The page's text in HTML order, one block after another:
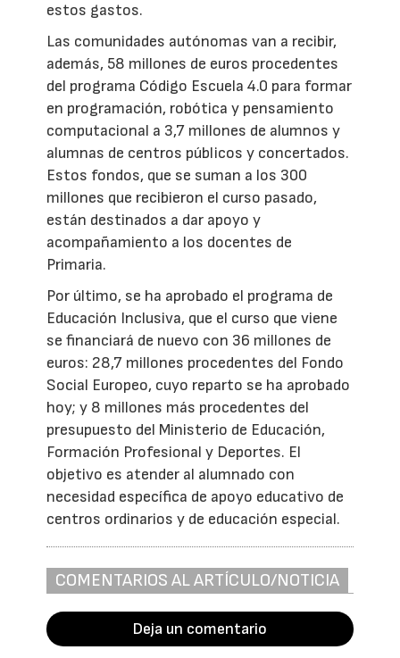
estos gastos.
Las comunidades autónomas van a recibir,
además, 58 millones de euros procedentes
del programa Código Escuela 4.0 para formar
en programación, robótica y pensamiento
computacional a 3,7 millones de alumnos y
alumnas de centros públicos y concertados.
Estos fondos, que se suman a los 300
millones que recibieron el curso pasado,
están destinados a dar apoyo y
acompañamiento a los docentes de
Primaria.
Por último, se ha aprobado el programa de
Educación Inclusiva, que el curso que viene
se financiará de nuevo con 36 millones de
euros: 28,7 millones procedentes del Fondo
Social Europeo, cuyo reparto se ha aprobado
hoy; y 8 millones más procedentes del
presupuesto del Ministerio de Educación,
Formación Profesional y Deportes. El
objetivo es atender al alumnado con
necesidad específica de apoyo educativo de
centros ordinarios y de educación especial.
COMENTARIOS AL ARTÍCULO/NOTICIA
Deja un comentario